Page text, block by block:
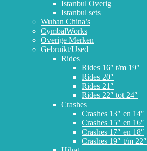
Istanbul Overig
Istanbul sets
Wuhan China’s
CymbalWorks
Overige Merken
Gebruikt/Used
Rides
Rides 16″ t/m 19″
Rides 20″
Rides 21″
Rides 22″ tot 24″
Crashes
Crashes 13″ en 14″
Crashes 15″ en 16″
Crashes 17″ en 18″
Crashes 19″ t/m 22″